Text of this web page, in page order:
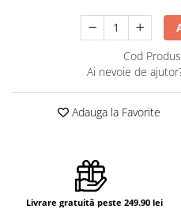
Cod
Ai nevoie de
Adauga la Favorite
Livrare gratuită peste 249.90 lei